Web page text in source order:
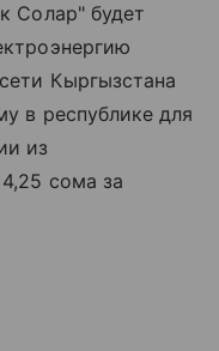
Солар" будет
Кыргызстана
в республике для
из
сома за